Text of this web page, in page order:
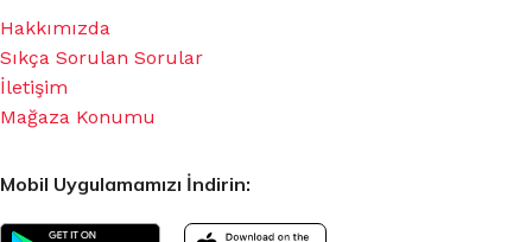
Hakkımızda
Sıkça Sorulan Sorular
İletişim
Mağaza Konumu
Mobil Uygulamamızı İndirin: